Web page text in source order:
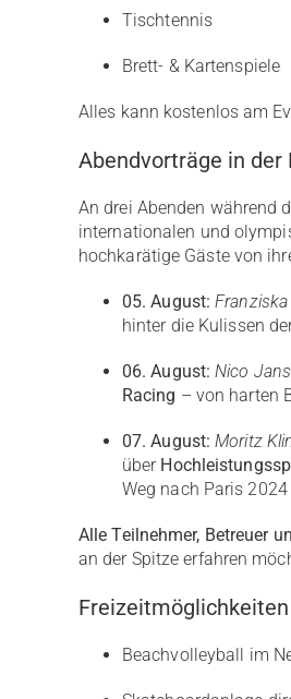
Tischtennis
Brett- & Kartenspiele
Alles kann kostenlos am
Abendvorträge in der
An drei Abenden während
internationalen und
hochkarätige Gäste von
05. August:
hinter die Kulissen
06. August: Nico
Racing – von harten
07. August: Moritz
über
Weg nach Paris
Alle Teilnehmer, Betreuer
an der Spitze erfahren
Freizeitmöglichkeiten
Beachvolleyball im